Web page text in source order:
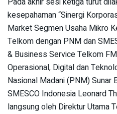
kesepahaman “Sinergi
Market Segmen Usaha Mikro
Telkom dengan PNM dan
& Business Service Telkom
Operasional, Digital dan
Nasional Madani (PNM) Sunar
SMESCO Indonesia Leonard
langsung oleh Direktur Utama